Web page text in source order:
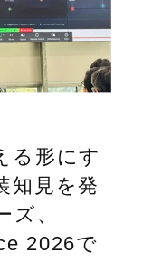
る形にす
知見を発
ズ、
2026で